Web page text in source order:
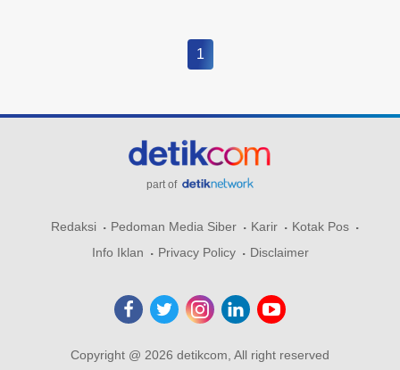
1
part of
Redaksi Pedoman Media Siber Karir
Kotak Pos
Info Iklan
Privacy Policy Disclaimer
Copyright @ 2026 detikcom, All right reserved